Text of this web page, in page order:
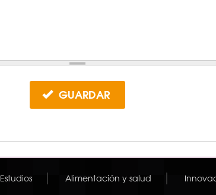
GUARDAR
Estudios Alimentación y salud